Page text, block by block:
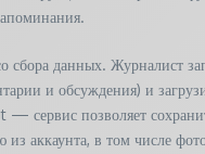
сбора данных. Журналист
и обсуждения) и
сервис позволяет
аккаунта, в том числе